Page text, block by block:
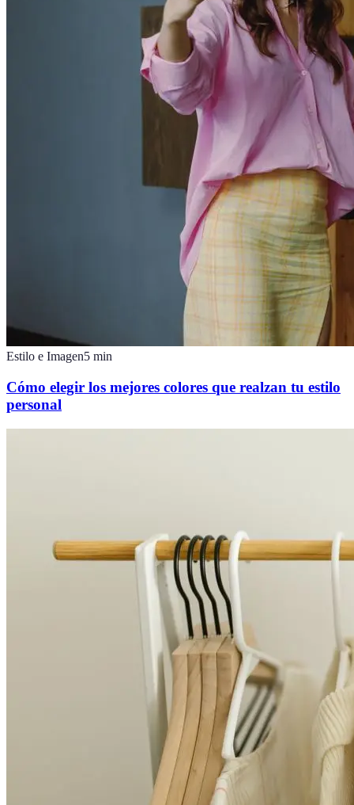
Estilo e Imagen5 min
Cómo elegir los mejores colores que realzan tu estilo
personal